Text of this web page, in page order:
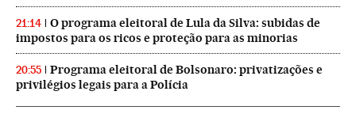
21:14
O programa eleitoral de Lula da Silva: subidas de
impostos para os ricos e proteção para as minorias
20:55
Programa eleitoral de Bolsonaro: privatizações e
privilégios legais para a Polícia